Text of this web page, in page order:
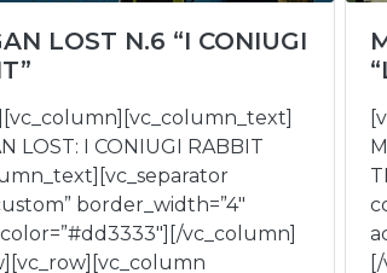
LOST N.6 “I CONIUGI
LOST: I CONIUGI RABBIT
border_width=”4″
vc_column]